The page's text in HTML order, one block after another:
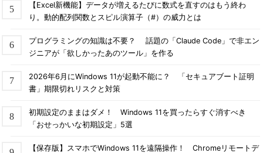
【Excel新機能】データが増えるたびに数式を直すのはもう終わ
り。動的配列関数とスピル演算子（#）の威力とは
プログラミングの知識は不要？ 話題の「Claude Code」で非エン
ジニアが「欲しかったあのツール」を作る
2026年6月にWindows 11が起動不能に？ 「セキュアブート証明
書」期限切れリスクと対策
初期設定のままはダメ！ Windows 11を買ったらすぐ消すべき
「おせっかいな初期設定」5選
【保存版】スマホでWindows 11を遠隔操作！ Chromeリモートデ